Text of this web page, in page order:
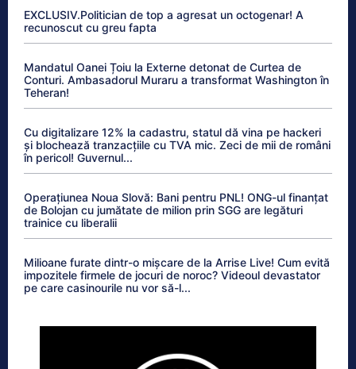
EXCLUSIV.Politician de top a agresat un octogenar! A
recunoscut cu greu fapta
Mandatul Oanei Țoiu la Externe detonat de Curtea de
Conturi. Ambasadorul Muraru a transformat Washington în
Teheran!
Cu digitalizare 12% la cadastru, statul dă vina pe hackeri
și blochează tranzacțiile cu TVA mic. Zeci de mii de români
în pericol! Guvernul...
Operațiunea Noua Slovă: Bani pentru PNL! ONG-ul finanțat
de Bolojan cu jumătate de milion prin SGG are legături
trainice cu liberalii
Milioane furate dintr-o mișcare de la Arrise Live! Cum evită
impozitele firmele de jocuri de noroc? Videoul devastator
pe care casinourile nu vor să-l...